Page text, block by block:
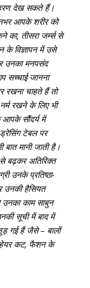
देख सकते हैं।
आपके शरीर को
का, तीसरा जर्म्स से
के विज्ञापन में उसे
उनका मनपसंद
सच्चाई जानना
रखना चाहते हैं तो
रखने के लिए भी
आपके सौंदर्य में
ड्रेसिंग टेबल पर
बात मानी जाती है।
बढ़कर अतिरिक्त
उनके प्रतिष्ठा-
उनकी हैसियत
काम साबुन
सूची में बाद में
गई हैं जैसे – बालों
कट, फैशन के